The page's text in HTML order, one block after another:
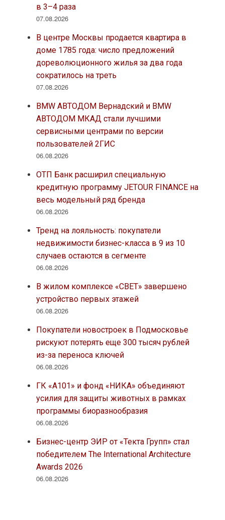
в 3–4 раза
07.08.2026
В центре Москвы продается квартира в
доме 1785 года: число предложений
дореволюционного жилья за два года
сократилось на треть
07.08.2026
BMW АВТОДОМ Вернадский и BMW
АВТОДОМ МКАД стали лучшими
сервисными центрами по версии
пользователей 2ГИС
06.08.2026
ОТП Банк расширил специальную
кредитную программу JETOUR FINANCE на
весь модельный ряд бренда
06.08.2026
Тренд на лояльность: покупатели
недвижимости бизнес-класса в 9 из 10
случаев остаются в сегменте
06.08.2026
В жилом комплексе «СВЕТ» завершено
устройство первых этажей
06.08.2026
Покупатели новостроек в Подмосковье
рискуют потерять еще 300 тысяч рублей
из-за переноса ключей
06.08.2026
ГК «А101» и фонд «НИКА» объединяют
усилия для защиты животных в рамках
программы биоразнообразия
06.08.2026
Бизнес-центр ЭИР от «Текта Групп» стал
победителем The International Architecture
Awards 2026
06.08.2026